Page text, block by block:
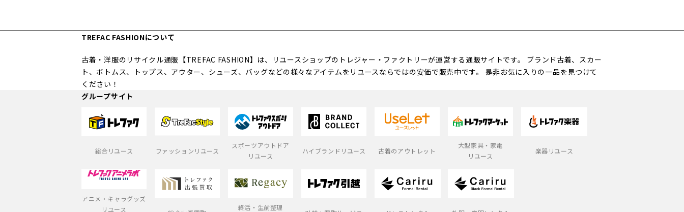
TREFAC FASHIONについて
古着・洋服のリサイクル通販【TREFAC FASHION】は、リユースショップのトレジャー・ファクトリーが運営する通販サイトです。 ブランド古着、スカー
ト、ボトムス、トップス、アウター、シューズ、バッグなどの様々なアイテムをリユースならではの安価で販売中です。 是非お気に入りの一品を見つけて
ください！
グループサイト
総合リユース ファッションリユース
スポーツアウトドア
リユース
ハイブランドリユース 古着のアウトレット
大型家具・家電
リユース
楽器リユース
アニメ・キャラグッズ
リユース
終活・生前整理